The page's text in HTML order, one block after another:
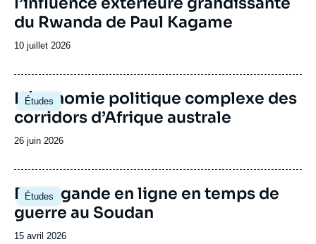
continent. Le Centre Afrique subsaharienne
accueille régulièrement des responsables
politiques de différents pays d’Afrique
du Rwanda de Paul Kagame
Date
publication
10 juillet 2026
Études
Image
principale
L’économie politique complexe des
corridors d’Afrique australe
Date
publication
26 juin 2026
Études
Image
principale
Propagande en ligne en temps de
guerre au Soudan
Date
15 avril 2026